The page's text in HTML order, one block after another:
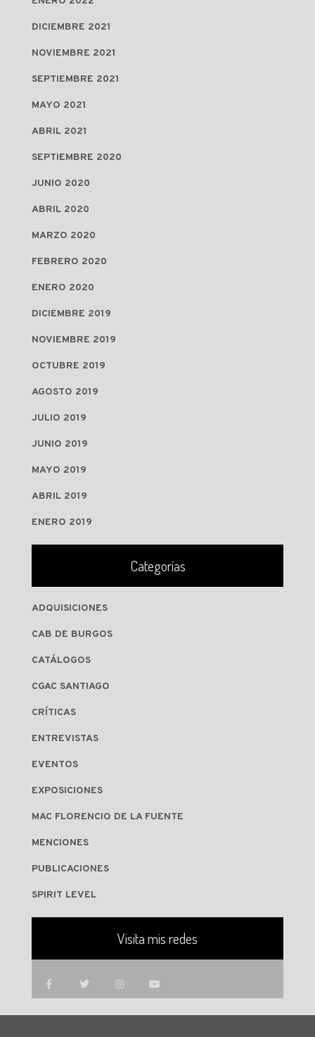
DICIEMBRE 2021
NOVIEMBRE 2021
SEPTIEMBRE 2021
MAYO 2021
ABRIL 2021
SEPTIEMBRE 2020
JUNIO 2020
ABRIL 2020
MARZO 2020
FEBRERO 2020
ENERO 2020
DICIEMBRE 2019
NOVIEMBRE 2019
OCTUBRE 2019
AGOSTO 2019
JULIO 2019
JUNIO 2019
MAYO 2019
ABRIL 2019
ENERO 2019
Categorías
ADQUISICIONES
CAB DE BURGOS
CATÁLOGOS
CGAC SANTIAGO
CRÍTICAS
ENTREVISTAS
EVENTOS
EXPOSICIONES
MAC FLORENCIO DE LA FUENTE
MENCIONES
PUBLICACIONES
SPIRIT LEVEL
Visita mis redes